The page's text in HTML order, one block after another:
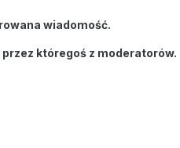
wiadomość.
któregoś z moderatorów.